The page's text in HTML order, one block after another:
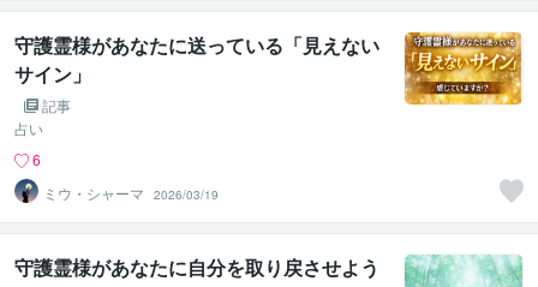
守護霊様があなたに送っている「見えない
サイン」
記事
占い
6
ミウ・シャーマ
2026/03/19
守護霊様があなたに自分を取り戻させよう